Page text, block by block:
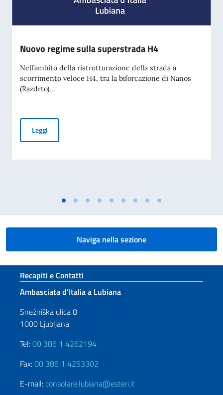
Nuovo regime sulla superstrada H4
Nell’ambito della ristrutturazione della strada a
scorrimento veloce H4, tra la biforcazione di Nanos
(Razdrto)...
LeggiNuovo regime sulla superstrada H4
Naviga nella sezione
Sezione footer
Recapiti e Contatti
Ambasciata d’Italia a Lubiana
Snežniška ulica 8
1000 Ljubljana
Tel:00 386 1 4262194
Fax:00 386 1 4253302
E-mail: consolare.lubiana@esteri.it